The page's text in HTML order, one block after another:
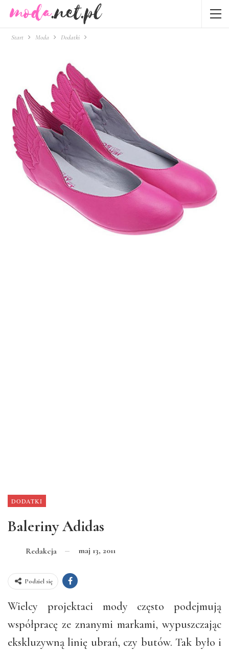
Start Moda Dodatki
DODATKI
Baleriny Adidas
Redakcja maj 13, 2011
Podziel się
Wielcy projektaci mody często podejmują
współpracę ze znanymi markami, wypuszczając
ekskluzywną linię ubrań, czy butów. Tak było i